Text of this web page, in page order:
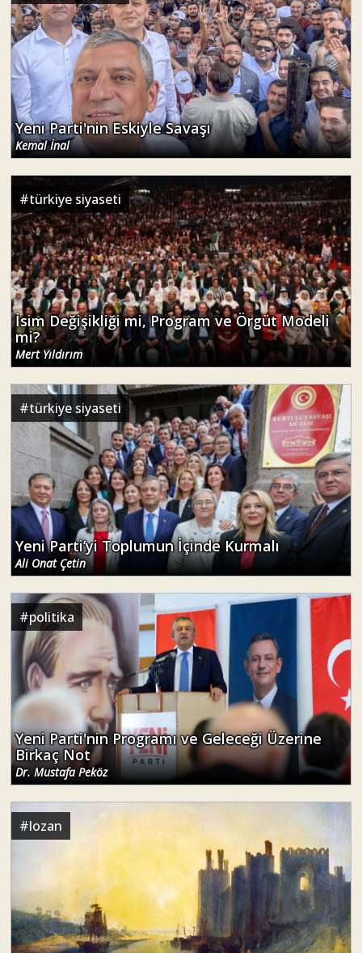
Yeni Parti'nin Eskiyle Savaşı
Kemal İnal
#türkiye siyaseti
İsim Değişikliği mi, Program ve Örgüt Modeli
mi?
Mert Yıldırım
#türkiye siyaseti
Yeni Parti’yi Toplumun İçinde Kurmalı
Ali Onat Çetin
#politika
Yeni Parti'nin Programı ve Geleceği Üzerine
Birkaç Not
Dr. Mustafa Peköz
#lozan